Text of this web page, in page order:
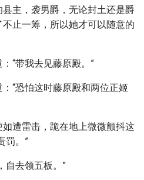
主，袭男爵，无论封土还是爵
止一筹，所以她才可以随意的
“带我去见藤原殿。”
“恐怕这时藤原殿和两位正姬
遭雷击，跪在地上微微颤抖这
罚。”
自去领五板。”